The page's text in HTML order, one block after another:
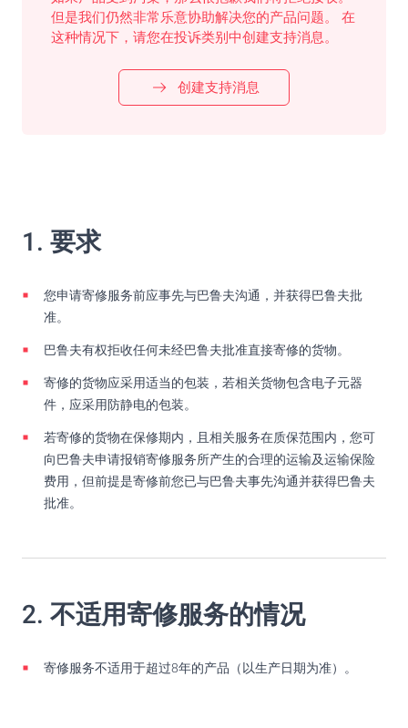
但是我们仍然非常乐意协助解决您的产品问题。 在
这种情况下，请您在投诉类别中创建支持消息。
创建支持消息
1. 要求
您申请寄修服务前应事先与巴鲁夫沟通，并获得巴鲁夫批
准。
巴鲁夫有权拒收任何未经巴鲁夫批准直接寄修的货物。
寄修的货物应采用适当的包装，若相关货物包含电子元器
件，应采用防静电的包装。
若寄修的货物在保修期内，且相关服务在质保范围内，您可
向巴鲁夫申请报销寄修服务所产生的合理的运输及运输保险
费用，但前提是寄修前您已与巴鲁夫事先沟通并获得巴鲁夫
批准。
2. 不适用寄修服务的情况
寄修服务不适用于超过8年的产品（以生产日期为准）。